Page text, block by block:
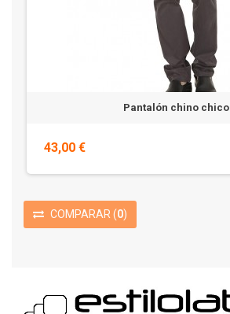
Pantalón chino chico
43,00 €
COMPARAR (0)